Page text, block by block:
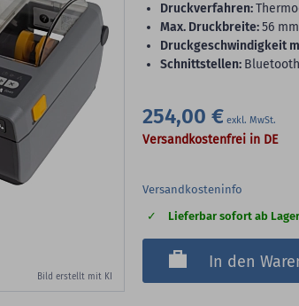
Bild erstellt mit KI
Druckverfahren:
max. Druckbreite:56 mm
Druckgeschwindigkeit
Schnittstellen:
254,00 €
Versandkostenfrei in DE
Versandkosteninfo
Lieferbar sofort ab Lager
In den